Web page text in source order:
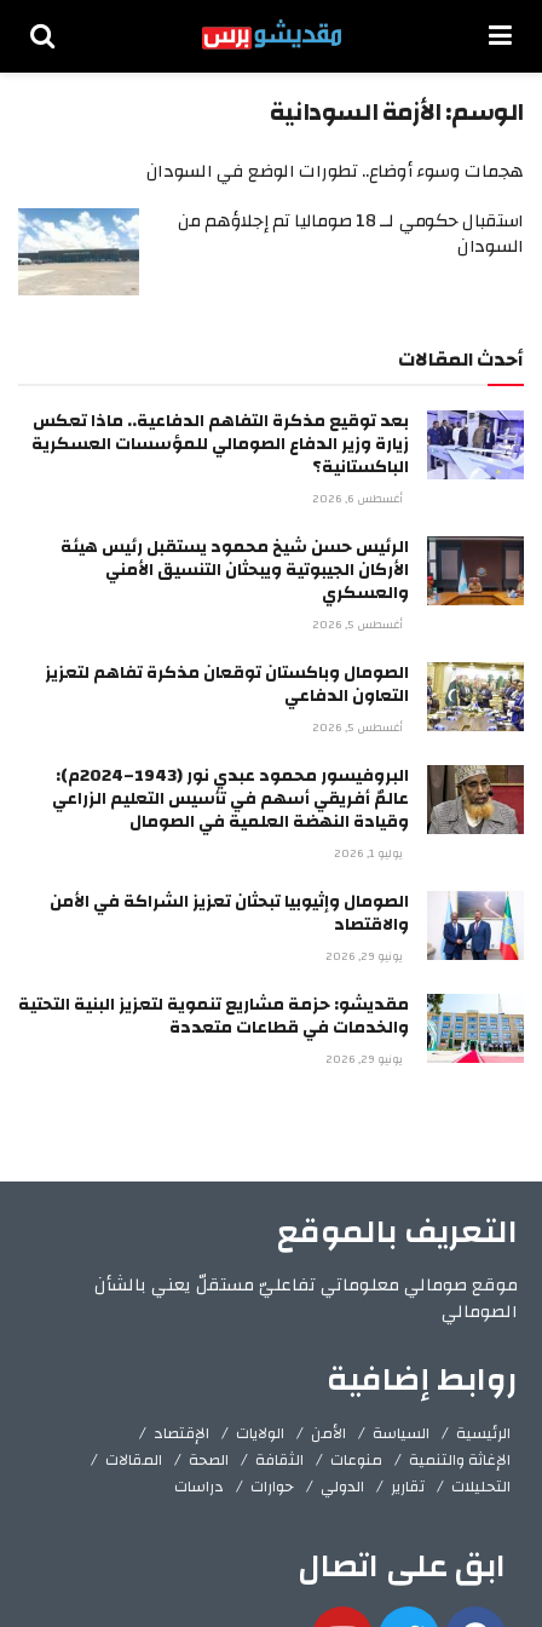
الوسم:الأزمة السودانية
هجمات وسوء أوضاع.. تطورات الوضع في السودان
استقبال حكومي لــ 18 صوماليا تم إجلاؤهم من
السودان
أحدث المقالات
بعد توقيع مذكرة التفاهم الدفاعية.. ماذا تعكس
زيارة وزير الدفاع الصومالي للمؤسسات العسكرية
الباكستانية؟
أغسطس 6, 2026
الرئيس حسن شيخ محمود يستقبل رئيس هيئة
الأركان الجيبوتية ويبحثان التنسيق الأمني
والعسكري
أغسطس 5, 2026
الصومال وباكستان توقعان مذكرة تفاهم لتعزيز
التعاون الدفاعي
أغسطس 5, 2026
البروفيسور محمود عبدي نور (1943–2024م):
عالمٌ أفريقي أسهم في تأسيس التعليم الزراعي
وقيادة النهضة العلمية في الصومال
يوليو 1, 2026
الصومال وإثيوبيا تبحثان تعزيز الشراكة في الأمن
والاقتصاد
يونيو 29, 2026
مقديشو: حزمة مشاريع تنموية لتعزيز البنية التحتية
والخدمات في قطاعات متعددة
يونيو 29, 2026
التعريف بالموقع
موقع صومالي معلوماتي تفاعليّ مستقلّ يعني بالشأن
الصومالي
روابط إضافية
الرئيسية السياسة الأمن الولايات
الإقتصاد
الإغاثة والتنمية
منوعات الثقافة الصحة
المقالات
التحليلات
تقارير الدولي حوارات دراسات
ابق على اتصال